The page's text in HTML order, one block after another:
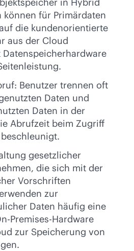
für Primärdaten
die kundenorientierte
aus der Cloud
Benutzer trennen oft
Daten und
Daten in der
Abrufzeit beim Zugriff
gesetzlicher
die sich mit der
Vorschriften
zur
Daten häufig eine
Premises-Hardware
zur Speicherung von